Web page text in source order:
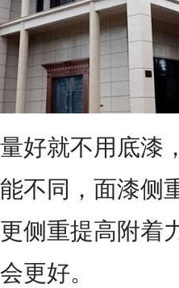
好就不用底漆
不同，面漆侧
侧重提高附着
更好。